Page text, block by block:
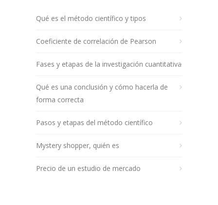
Qué es el método científico y tipos
Coeficiente de correlación de Pearson
Fases y etapas de la investigación cuantitativa
Qué es una conclusión y cómo hacerla de
forma correcta
Pasos y etapas del método científico
Mystery shopper, quién es
Precio de un estudio de mercado